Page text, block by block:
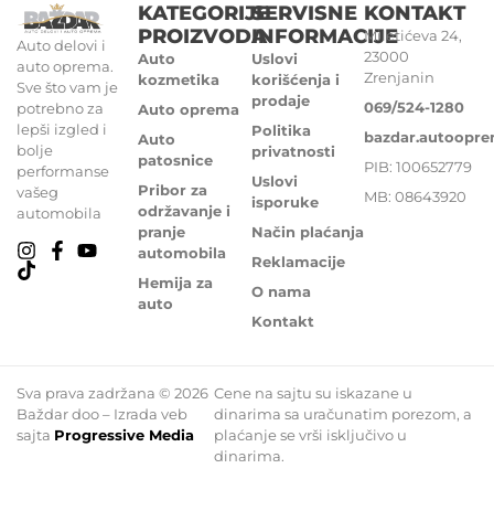
Auto delovi i
auto oprema.
Sve što vam je
potrebno za
lepši izgled i
bolje
performanse
vašeg
automobila
KATEGORIJE
PROIZVODA
Auto
kozmetika
Auto oprema
Auto
patosnice
Pribor za
održavanje i
pranje
automobila
Hemija za
auto
SERVISNE
INFORMACIJE
Uslovi
korišćenja i
prodaje
Politika
privatnosti
Uslovi
isporuke
Način plaćanja
Reklamacije
O nama
Kontakt
KONTAKT
Miletićeva 24,
23000
Zrenjanin
069/524-1280
PIB: 100652779
MB: 08643920
Sva prava zadržana © 2026
Baždar doo – Izrada veb
sajta Progressive Media
Cene na sajtu su iskazane u
dinarima sa uračunatim porezom, a
plaćanje se vrši isključivo u
dinarima.